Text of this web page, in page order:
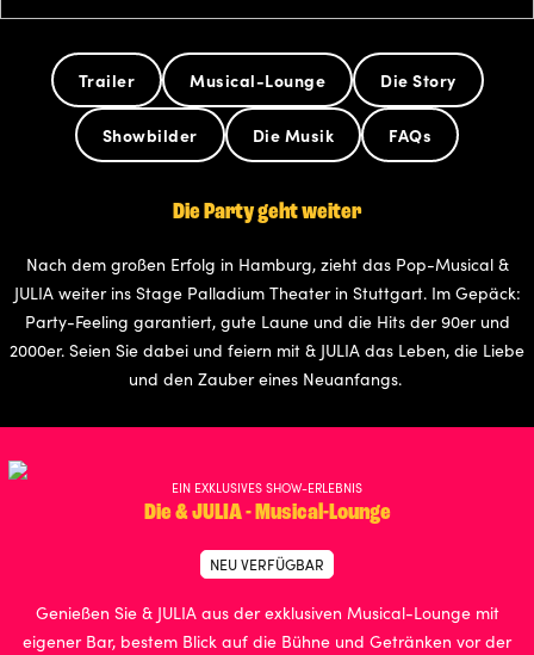
Trailer Musical-Lounge Die Story
Showbilder Die Musik FAQs
Die Party geht weiter
Nach dem großen Erfolg in Hamburg, zieht das Pop-Musical &
JULIA weiter ins Stage Palladium Theater in Stuttgart. Im Gepäck:
Party-Feeling garantiert, gute Laune und die Hits der 90er und
2000er. Seien Sie dabei und feiern mit & JULIA das Leben, die Liebe
und den Zauber eines Neuanfangs.
EIN EXKLUSIVES SHOW-ERLEBNIS
Die & JULIA - Musical-Lounge
NEU VERFÜGBAR
Genießen Sie & JULIA aus der exklusiven Musical-Lounge mit
eigener Bar, bestem Blick auf die Bühne und Getränken vor der